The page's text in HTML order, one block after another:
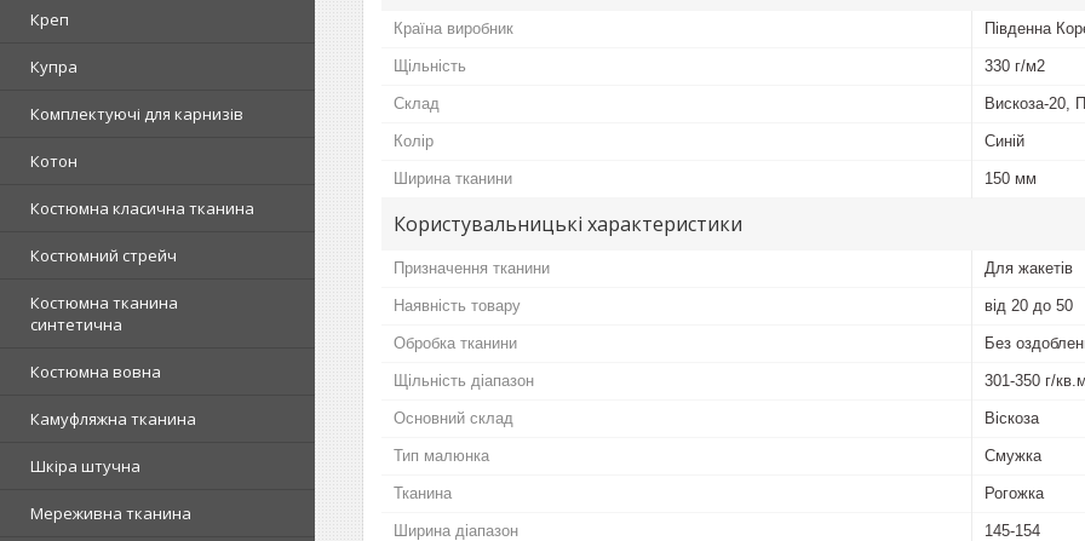
Креп
Купра
Комплектуючі для карнизів
Котон
Костюмна класична тканина
Костюмний стрейч
Костюмна тканина
синтетична
Костюмна вовна
Камуфляжна тканина
Шкіра штучна
Мереживна тканина
Країна виробник Південна
Щільність 330 г/м2
Склад Вискоза-20,
Колір Синій
Ширина тканини 150 мм
Користувальницькі характеристики
Призначення тканини Для жакетів
Наявність товару від 20 до 50
Обробка тканини Без
Щільність діапазон 301-350 г/
Основний склад Віскоза
Тип малюнка Смужка
Тканина Рогожка
Ширина діапазон 145-154